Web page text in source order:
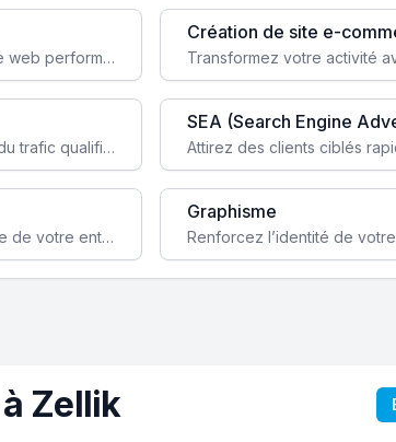
Augmentez votre visibilité et crédibilité en ligne avec un site web performant, conçu pour attirer plus de clients.
Création de site e-
Boostez la visibilité de votre site web sur Google et attirez du trafic qualifié grâce à nos stratégies SEO.
SEA (Search Engine
Augmentez votre notoriété en ligne et stimulez la croissance de votre entreprise grâce à une stratégie sociale sur mesure.
Graphisme
Zellik